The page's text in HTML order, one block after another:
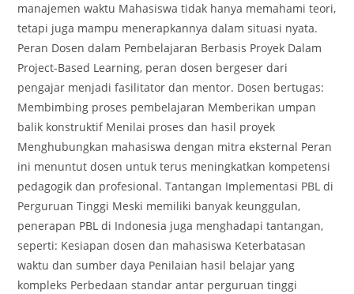
manajemen waktu Mahasiswa tidak hanya memahami teori,
tetapi juga mampu menerapkannya dalam situasi nyata.
Peran Dosen dalam Pembelajaran Berbasis Proyek Dalam
Project-Based Learning, peran dosen bergeser dari
pengajar menjadi fasilitator dan mentor. Dosen bertugas:
Membimbing proses pembelajaran Memberikan umpan
balik konstruktif Menilai proses dan hasil proyek
Menghubungkan mahasiswa dengan mitra eksternal Peran
ini menuntut dosen untuk terus meningkatkan kompetensi
pedagogik dan profesional. Tantangan Implementasi PBL di
Perguruan Tinggi Meski memiliki banyak keunggulan,
penerapan PBL di Indonesia juga menghadapi tantangan,
seperti: Kesiapan dosen dan mahasiswa Keterbatasan
waktu dan sumber daya Penilaian hasil belajar yang
kompleks Perbedaan standar antar perguruan tinggi